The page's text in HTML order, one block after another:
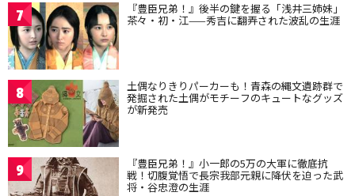
7 『豊臣兄弟！』後半の鍵を握る「浅井三姉妹」
茶々・初・江——秀吉に翻弄された波乱の生涯
8 土偶なりきりパーカーも！青森の縄文遺跡群で
発掘された土偶がモチーフのキュートなグッズ
が新発売
9 『豊臣兄弟！』小一郎の5万の大軍に徹底抗
戦！切腹覚悟で長宗我部元親に降伏を迫った武
将・谷忠澄の生涯